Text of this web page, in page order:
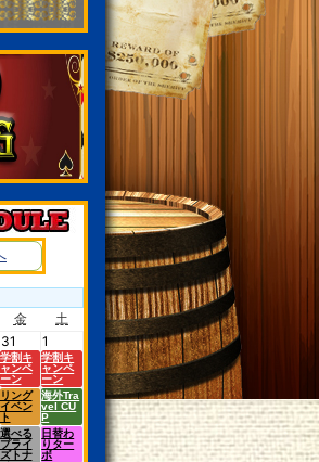
金
土
31
学割キ
ャンペ
ーン
リング
イベン
ト
選べる
プライ
ズトナ
1
学割キ
ャンペ
ーン
海外Tra
vel CU
P
日替わ
りター
ボ